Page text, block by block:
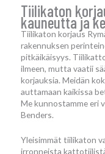
Tiilikaton
kauneutta ja
Tiilikaton korjaus
rakennuksen
pitkäikäisyys.
ilmeen, mutta vaatii
korjauksia. Meidän
auttamaan kaikissa
Me kunnostamme eri
Benders.
Yleisimmät tiilikaton
irronneista